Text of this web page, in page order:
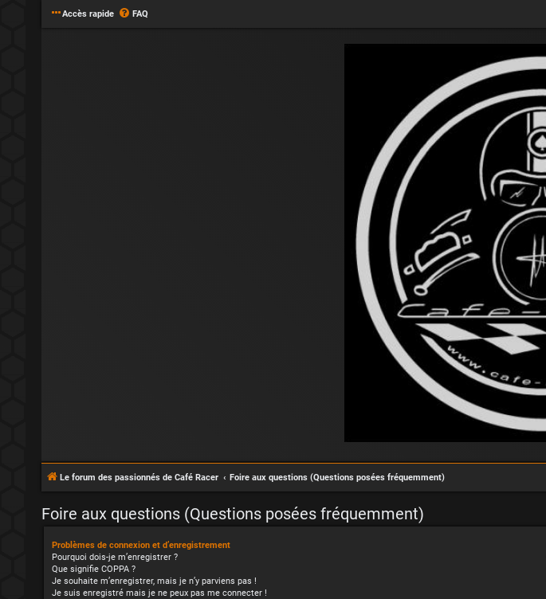
Accès rapide FAQ
Le forum des passionnés de Café Racer Foire aux questions (Questions posées fréquemment)
Foire aux questions (Questions posées fréquemment)
Problèmes de connexion et d’enregistrement
Pourquoi dois-je m’enregistrer ?
Que signifie COPPA ?
Je souhaite m’enregistrer, mais je n’y parviens pas !
Je suis enregistré mais je ne peux pas me connecter !